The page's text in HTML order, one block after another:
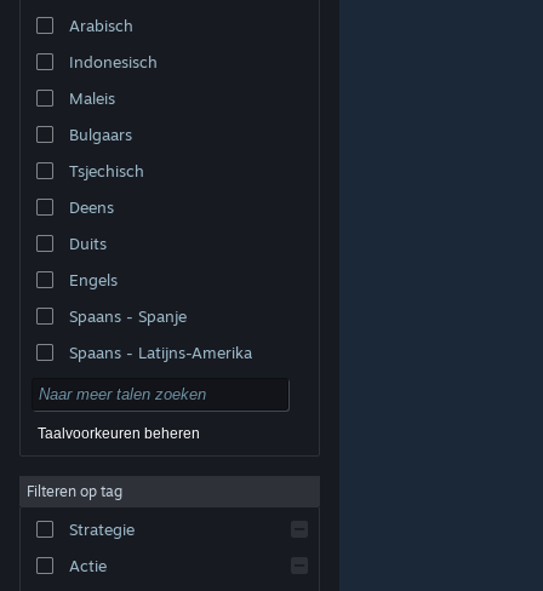
© Valve Corporation. Alle rechten voorbehouden. Alle
handelsmerken zijn eigendom van hun respectieve
Privacybeleid|Juridische informatie
Toegankelijkheid
|
Terugbetalingen
Arabisch
Indonesisch
Maleis
Bulgaars
Tsjechisch
Deens
Duits
Engels
Spaans - Spanje
Spaans - Latijns-Amerika
Taalvoorkeuren beheren
Filteren op tag
Strategie
Actie